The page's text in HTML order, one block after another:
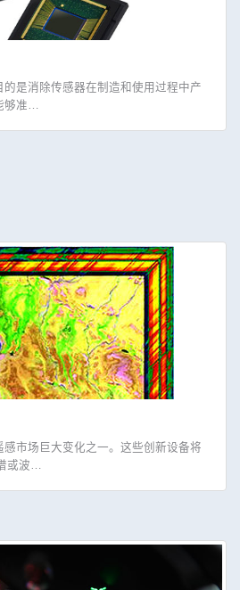
是消除传感器在制造和使用过程中产
够准…
市场巨大变化之一。这些创新设备将
或波…